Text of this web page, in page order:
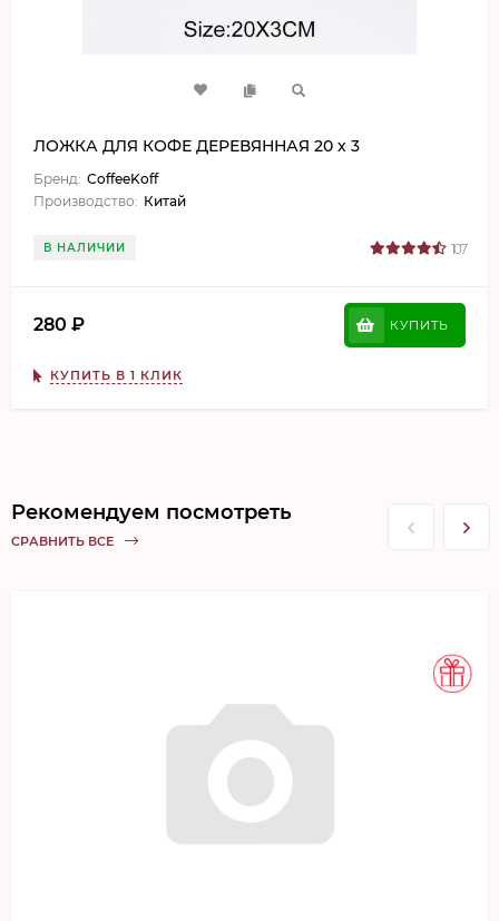
ЛОЖКА ДЛЯ КОФЕ ДЕРЕВЯННАЯ 20 х 3
Бренд: CoffeeKoff
Производство: Китай
В НАЛИЧИИ 107
280 ₽ КУПИТЬ
КУПИТЬ В 1 КЛИК
Рекомендуем посмотреть
СРАВНИТЬ ВСЕ